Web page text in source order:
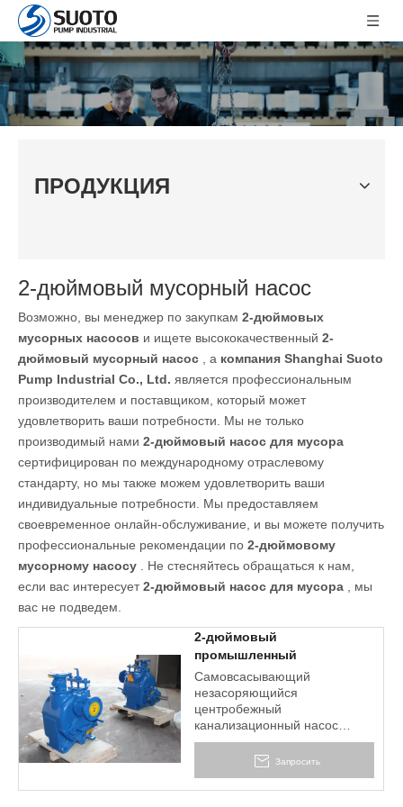
ПРОДУКЦИЯ
2-дюймовый мусорный насос
Возможно, вы менеджер по закупкам 2-дюймовых
мусорных насосов и ищете высококачественный 2-
дюймовый мусорный насос
, а компания Shanghai Suoto
Pump Industrial Co., Ltd. является профессиональным
производителем и поставщиком, который может
удовлетворить ваши потребности. Мы не только
производимый нами 2-дюймовый насос для мусора
сертифицирован по международному отраслевому
стандарту, но мы также можем удовлетворить ваши
индивидуальные потребности. Мы предоставляем
своевременное онлайн-обслуживание, и вы можете получить
профессиональные рекомендации по 2-дюймовому
мусорному насосу
. Не стесняйтесь обращаться к нам,
если вас интересует2-дюймовый насос для мусора
, мы
вас не подведем.
2-дюймовый
промышленный
электрический водяной
насос для мусора с
двигателем
Самовсасывающий
незасоряющийся
центробежный
канализационный насос
серии T — это наша
продукция последнего
основе американских
Запросить